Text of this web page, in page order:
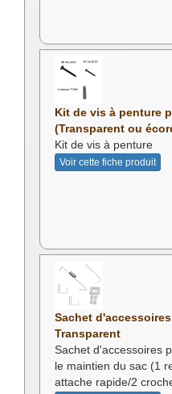
Kit de vis à penture
(Transparent ou
Kit de vis à penture
Voir cette fiche produit
Sachet
Transparent
Sachet d'accessoires
le maintien du sac (1
attache rapide/2